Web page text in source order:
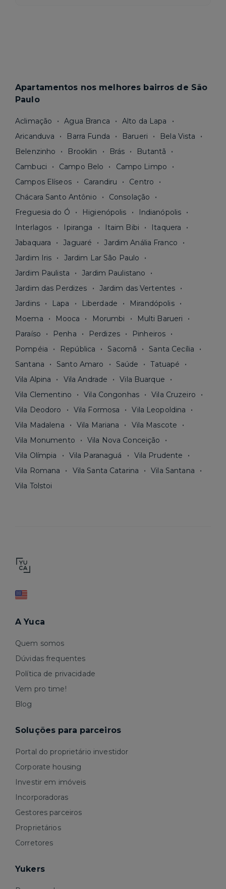
Apartamentos nos melhores bairros de São
Paulo
Aclimação Agua Branca
Alto da Lapa
Aricanduva
Barra Funda Barueri
Bela Vista
Belenzinho
Brooklin Brás
Butantã
Cambuci
Campo Belo
Campo Limpo
Campos Elíseos
Carandiru
Centro
Chácara Santo Antônio
Consolação
Freguesia do Ó
Higienópolis
Indianópolis
Interlagos
Ipiranga Itaim Bibi
Itaquera
Jabaquara
Jaguaré
Jardim Anália Franco
Jardim Iris
Jardim Lar São Paulo
Jardim Paulista
Jardim Paulistano
Jardim das Perdizes
Jardim das Vertentes
Jardins
Lapa Liberdade
Mirandópolis
Moema
Mooca Morumbi
Multi Barueri
Paraíso
Penha Perdizes
Pinheiros
Pompéia
República Sacomã
Santa Cecília
Santana
Santo Amaro Saúde
Tatuapé
Vila Alpina
Vila Andrade
Vila Buarque
Vila Clementino
Vila Congonhas
Vila Cruzeiro
Vila Deodoro
Vila Formosa
Vila Leopoldina
Vila Madalena
Vila Mariana
Vila Mascote
Vila Monumento
Vila Nova Conceição
Vila Olímpia
Vila Paranaguá
Vila Prudente
Vila Romana
Vila Santa Catarina
Vila Santana
Vila Tolstoi
A Yuca
Quem somos
Dúvidas frequentes
Política de privacidade
Vem pro time!
Blog
Soluções para parceiros
Portal do proprietário investidor
Corporate housing
Investir em imóveis
Incorporadoras
Gestores parceiros
Proprietários
Corretores
Yukers